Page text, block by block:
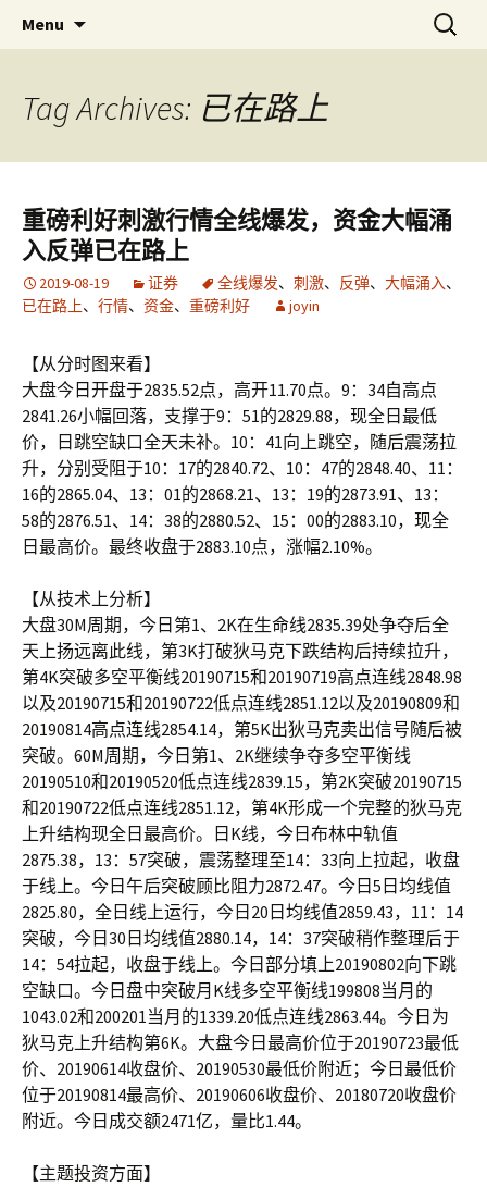
金易网 ｜ 精确严谨比较多空，
联衡辨析把握节奏，计算－－为
了无法计算的价值！
金易网
Menu
搜
索：
Tag Archives: 已在路上
重磅利好刺激行情全线爆发，资金大幅涌
入反弹已在路上
2019-08-19 证券 全线爆发、 刺激、 反弹、 大幅涌入、
已在路上、 行情、 资金、 重磅利好 joyin
【从分时图来看】
大盘今日开盘于2835.52点，高开11.70点。9：34自高点
2841.26小幅回落，支撑于9：51的2829.88，现全日最低
价，日跳空缺口全天未补。10：41向上跳空，随后震荡拉
升，分别受阻于10：17的2840.72、10：47的2848.40、11：
16的2865.04、13：01的2868.21、13：19的2873.91、13：
58的2876.51、14：38的2880.52、15：00的2883.10，现全
日最高价。最终收盘于2883.10点，涨幅2.10%。
【从技术上分析】
大盘30M周期，今日第1、2K在生命线2835.39处争夺后全
天上扬远离此线，第3K打破狄马克下跌结构后持续拉升，
第4K突破多空平衡线20190715和20190719高点连线2848.98
以及20190715和20190722低点连线2851.12以及20190809和
20190814高点连线2854.14，第5K出狄马克卖出信号随后被
突破。60M周期，今日第1、2K继续争夺多空平衡线
20190510和20190520低点连线2839.15，第2K突破20190715
和20190722低点连线2851.12，第4K形成一个完整的狄马克
上升结构现全日最高价。日K线，今日布林中轨值
2875.38，13：57突破，震荡整理至14：33向上拉起，收盘
于线上。今日午后突破顾比阻力2872.47。今日5日均线值
2825.80，全日线上运行，今日20日均线值2859.43，11：14
突破，今日30日均线值2880.14，14：37突破稍作整理后于
14：54拉起，收盘于线上。今日部分填上20190802向下跳
空缺口。今日盘中突破月K线多空平衡线199808当月的
1043.02和200201当月的1339.20低点连线2863.44。今日为
狄马克上升结构第6K。大盘今日最高价位于20190723最低
价、20190614收盘价、20190530最低价附近；今日最低价
位于20190814最高价、20190606收盘价、20180720收盘价
附近。今日成交额2471亿，量比1.44。
【主题投资方面】